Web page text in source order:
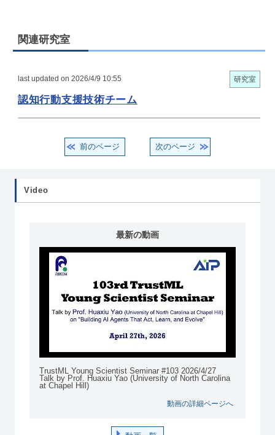
関連研究室
last updated on 2026/4/9 10:55 研究室
認知行動支援技術チーム
前のページ 次のページ
Video
最新の動画
TrustML Young Scientist Seminar #103 2026/4/27
Talk by Prof. Huaxiu Yao (University of North Carolina
at Chapel Hill)
動画の詳細ページへ